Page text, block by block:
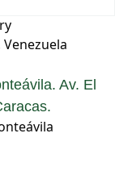
Venezuela
Av. El